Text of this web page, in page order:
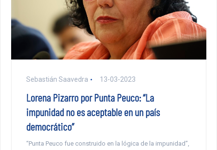
Sebastián Saavedra 13-03-2023
Lorena Pizarro por Punta Peuco: “La
impunidad no es aceptable en un país
democrático”
“Punta Peuco fue construido en la lógica de la impunidad”,